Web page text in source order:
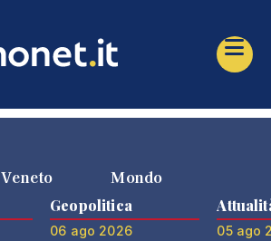
Veneto Mondo
Geopolitica
06 ago 2026 05 ago